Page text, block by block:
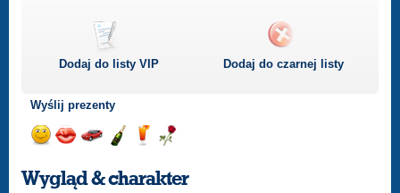
Dodaj do listyVIP Dodaj do czarnej listy
Wyślij prezenty
uśmiech
buziakasamochodem
szampana
drinka
różę
Wygląd & charakter